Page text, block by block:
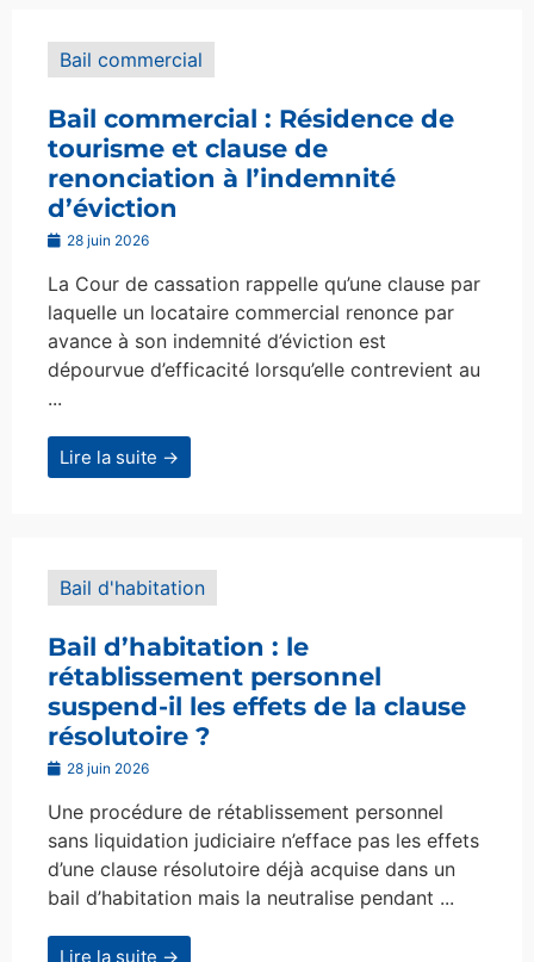
Bail commercial
Bail commercial : Résidence de
tourisme et clause de
renonciation à l’indemnité
d’éviction
28 juin 2026
La Cour de cassation rappelle qu’une clause par
laquelle un locataire commercial renonce par
avance à son indemnité d’éviction est
dépourvue d’efficacité lorsqu’elle contrevient au
...
Lire la suite →
Bail d'habitation
Bail d’habitation : le
rétablissement personnel
suspend-il les effets de la clause
résolutoire ?
28 juin 2026
Une procédure de rétablissement personnel
sans liquidation judiciaire n’efface pas les effets
d’une clause résolutoire déjà acquise dans un
bail d’habitation mais la neutralise pendant ...
Lire la suite →